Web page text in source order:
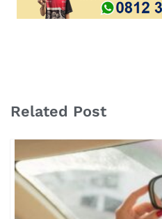
Related Post